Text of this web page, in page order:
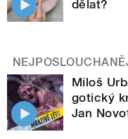
dělat?
Miloš
gotický
Jan